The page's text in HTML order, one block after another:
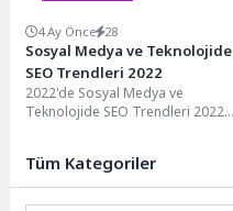
4 Ay Önce 28
Sosyal Medya ve Teknolojide
SEO Trendleri 2022
2022'de Sosyal Medya ve
Teknolojide SEO Trendleri 2022
Tüm Kategoriler